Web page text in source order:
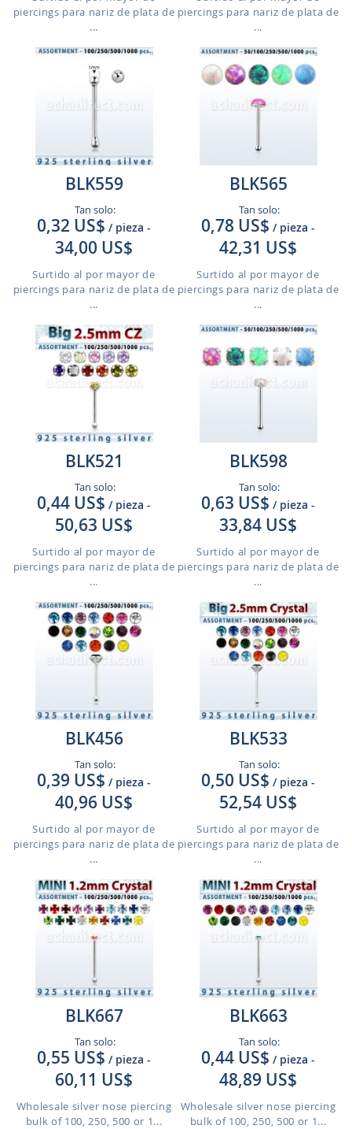
piercings para nariz de plata de
...
piercings para nariz de plata de
...
BLK559
Tan solo:
0,32 US$ / pieza -
34,00 US$
Surtido al por mayor de
piercings para nariz de plata de
...
BLK565
Tan solo:
0,78 US$ / pieza -
42,31 US$
Surtido al por mayor de
piercings para nariz de plata de
...
BLK521
Tan solo:
0,44 US$ / pieza -
50,63 US$
Surtido al por mayor de
piercings para nariz de plata de
...
BLK598
Tan solo:
0,63 US$ / pieza -
33,84 US$
Surtido al por mayor de
piercings para nariz de plata de
...
BLK456
Tan solo:
0,39 US$ / pieza -
40,96 US$
Surtido al por mayor de
piercings para nariz de plata de
...
BLK533
Tan solo:
0,50 US$ / pieza -
52,54 US$
Surtido al por mayor de
piercings para nariz de plata de
...
BLK667
Tan solo:
0,55 US$ / pieza -
60,11 US$
Wholesale silver nose piercing
bulk of 100, 250, 500 or 1...
BLK663
Tan solo:
0,44 US$ / pieza -
48,89 US$
Wholesale silver nose piercing
bulk of 100, 250, 500 or 1...